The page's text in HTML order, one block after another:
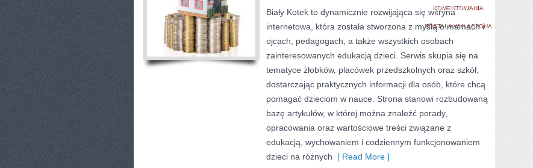
KOMENTOWANIAPSYCHOLOGIA
I
EMOCJE
ZOSTAŁA WYŁĄCZONA
Biały Kotek to dynamicznie rozwijająca się witryna
internetowa, która została stworzona z myślą o mamach i
ojcach, pedagogach, a także wszystkich osobach
zainteresowanych edukacją dzieci. Serwis skupia się na
tematyce żłobków, placówek przedszkolnych oraz szkół,
dostarczając praktycznych informacji dla osób, które chcą
pomagać dzieciom w nauce. Strona stanowi rozbudowaną
bazę artykułów, w której można znaleźć porady,
opracowania oraz wartościowe treści związane z
edukacją, wychowaniem i codziennym funkcjonowaniem
dzieci na różnych [ Read More ]